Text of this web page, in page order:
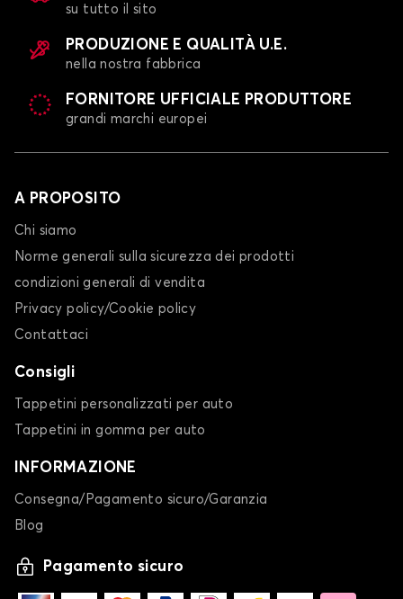
su tutto il sito
PRODUZIONE E QUALITÀ U.E.
nella nostra fabbrica
FORNITORE UFFICIALE PRODUTTORE
grandi marchi europei
A PROPOSITO
Chi siamo
Norme generali sulla sicurezza dei prodotti
condizioni generali di vendita
Privacy policy/Cookie policy
Contattaci
Consigli
Tappetini personalizzati per auto
Tappetini in gomma per auto
INFORMAZIONE
Consegna/Pagamento sicuro/Garanzia
Blog
Pagamento sicuro